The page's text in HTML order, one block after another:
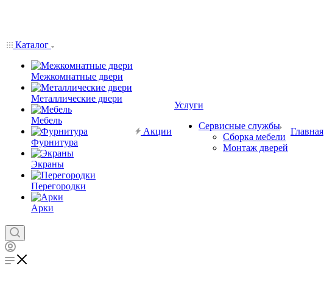
Каталог
Межкомнатные двери
Металлические двери
Мебель
Фурнитура
Экраны
Перегородки
Арки
Акции
Услуги
Сервисные службы
Сборка мебели
Монтаж дверей
Главная